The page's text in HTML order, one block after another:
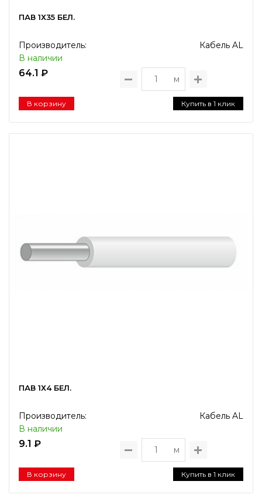
ПАВ 1Х35 БЕЛ.
Производитель:
Кабель AL
В наличии
64.1 ₽
м
В корзину Купить в 1 клик
ПАВ 1Х4 БЕЛ.
Производитель:
Кабель AL
В наличии
9.1 ₽
м
В корзину Купить в 1 клик